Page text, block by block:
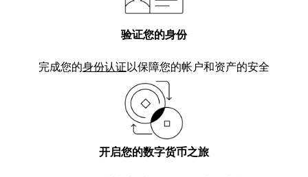
验证您的身份
完成您的身份认证以保障您的帐户和资产的安全
开启您的数字货币之旅